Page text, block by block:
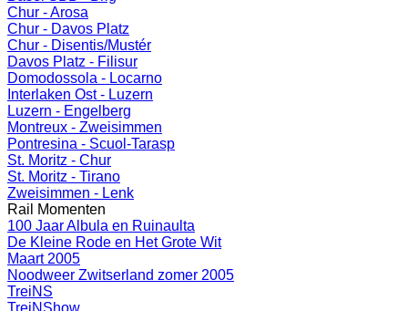
Chur - Arosa
Chur - Davos Platz
Chur - Disentis/Mustér
Davos Platz - Filisur
Domodossola - Locarno
Interlaken Ost - Luzern
Luzern - Engelberg
Montreux - Zweisimmen
Pontresina - Scuol-Tarasp
St. Moritz - Chur
St. Moritz - Tirano
Zweisimmen - Lenk
Rail Momenten
100 Jaar Albula en Ruinaulta
De Kleine Rode en Het Grote Wit
Maart 2005
Noodweer Zwitserland zomer 2005
TreiNS
TreiNShow